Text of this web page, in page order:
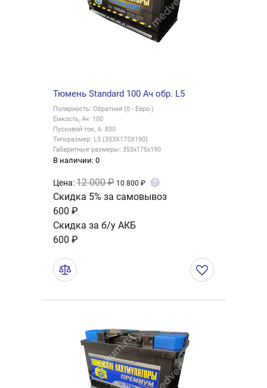
Тюмень Standard 100 Ач обр. L5
Полярность: Обратная (0 - Евро.)
Емкость, Ач: 100
Пусковой ток, А: 830
Типоразмер: L5 (353X175X190)
Габаритные размеры: 353x175x190
В наличии: 0
Цена:12 000 ₽ 10 800 ₽ ?
Скидка 5% за самовывоз
600 ₽
Скидка за б/у АКБ
600 ₽